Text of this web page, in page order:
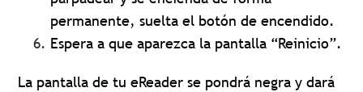
permanente, suelta el botón de encendido.
Espera a que aparezca la pantalla “Reinicio”.
La pantalla de tu eReader se pondrá negra y dará